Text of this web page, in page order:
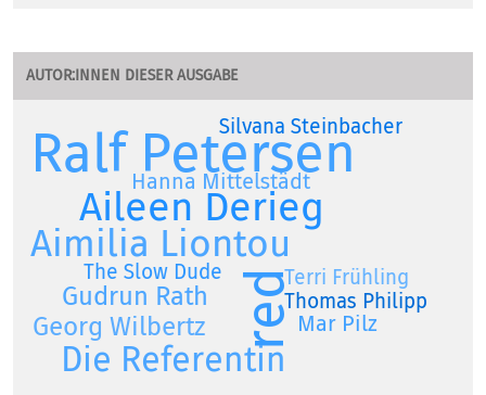
AUTOR:INNEN DIESER AUSGABE
Ralf Petersen
red
Aileen Derieg
Aimilia Liontou
Die Referentin
Georg Wilbertz
Gudrun Rath
Hanna Mittelstädt
Mar Pilz
Silvana Steinbacher
Terri Frühling
The Slow Dude
Thomas Philipp